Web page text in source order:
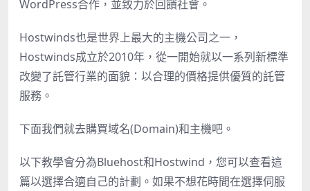
WordPress合作，並致力於回饋社會。
Hostwinds也是世界上最大的主機公司之一，
Hostwinds成立於2010年，從一開始就以一系列新標準
改變了託管行業的面貌：以合理的價格提供優質的託管
服務。
下面我們就去購買域名(Domain)和主機吧。
以下教學會分為Bluehost和Hostwind，您可以查看這
篇以選擇合適自己的計劃。如果不想花時間在選擇伺服